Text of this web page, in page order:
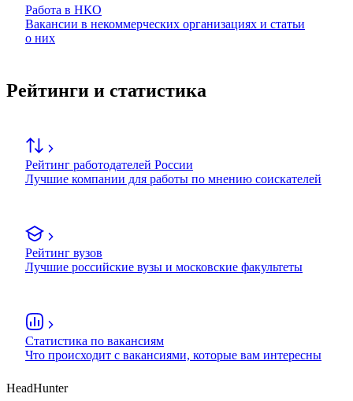
Работа в НКО
Вакансии в некоммерческих организациях и статьи
о них
Рейтинги и статистика
Рейтинг работодателей России
Лучшие компании для работы по мнению соискателей
Рейтинг вузов
Лучшие российские вузы и московские факультеты
Статистика по вакансиям
Что происходит с вакансиями, которые вам интересны
HeadHunter